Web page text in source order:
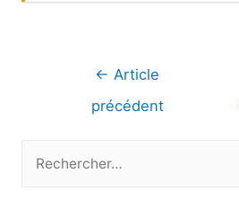
Navigation
← Article
précédent